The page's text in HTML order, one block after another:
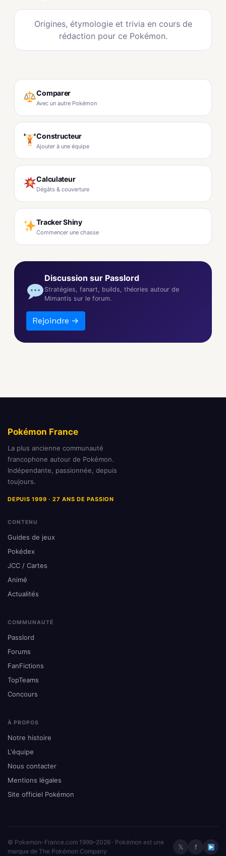
Origines, étymologie et trivia en cours de
rédaction pour ce Pokémon.
Comparer
Avec un autre Pokémon
Constructeur
Ajouter à une équipe
Calculateur
Dégâts & couverture
Tracker Shiny
Commencer une chasse
Discussion sur Passlord
Stratégies, fanart, builds, théories autour de
Mimantis sur le forum.
Rejoindre →
Pokémon France
La plus ancienne communauté
francophone autour de Pokémon.
Indépendante, passionnée, depuis
toujours.
DEPUIS 1999 · 27 ANS DE PASSION
CONTENU
Guides de jeux
Pokédex
JCC / Cartes
Animé
Actualités
COMMUNAUTÉ
Passlord
Forums
FanFictions
TopTeams
Concours
À PROPOS
Notre histoire
L'équipe
Nous contacter
Mentions légales
Site officiel Pokémon
© Pokemon-France.com 1999–2026 · Pokémon est une
marque de The Pokémon Company
𝕏 f